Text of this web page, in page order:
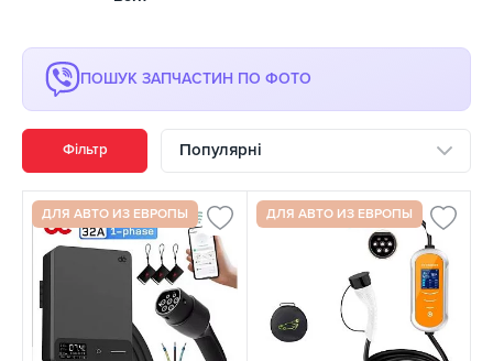
ПОШУК ЗАПЧАСТИН ПО ФОТО
Фільтр Популярні
ДЛЯ АВТО ИЗ ЕВРОПЫ ДЛЯ АВТО ИЗ ЕВРОПЫ